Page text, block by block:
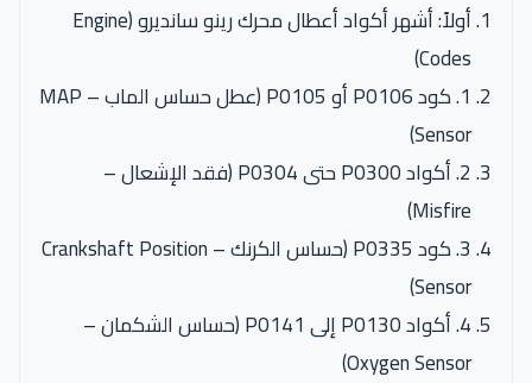
أولاً: أشهر أكواد أعطال محرك رينو سانديرو (Engine
Codes)
1. كود P0106 أو P0105 (عطل حساس الماب – MAP
Sensor)
2. أكواد P0300 حتى P0304 (فقد الإشعال –
Misfire)
3. كود P0335 (حساس الكرنك – Crankshaft Position
Sensor)
4. أكواد P0130 إلى P0141 (حساس الشكمان –
Oxygen Sensor)